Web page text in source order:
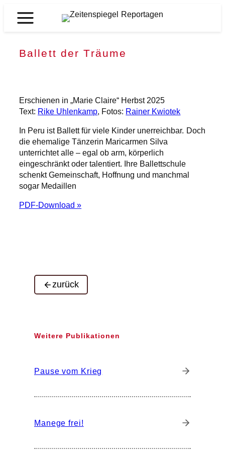
Inhalt
Zeitenspiegel
Ballett der Träume
Erschienen in „Marie Claire“ Herbst 2025
Text: Rike Uhlenkamp, Fotos: Rainer Kwiotek
In Peru ist Ballett für viele Kinder unerreichbar. Doch
die ehemalige Tänzerin Maricarmen Silva
unterrichtet alle – egal ob arm, körperlich
eingeschränkt oder talentiert. Ihre Ballettschule
schenkt Gemeinschaft, Hoffnung und manchmal
sogar Medaillen
PDF-Download »
zurück
Weitere Publikationen
Pause vom Krieg
Manege frei!